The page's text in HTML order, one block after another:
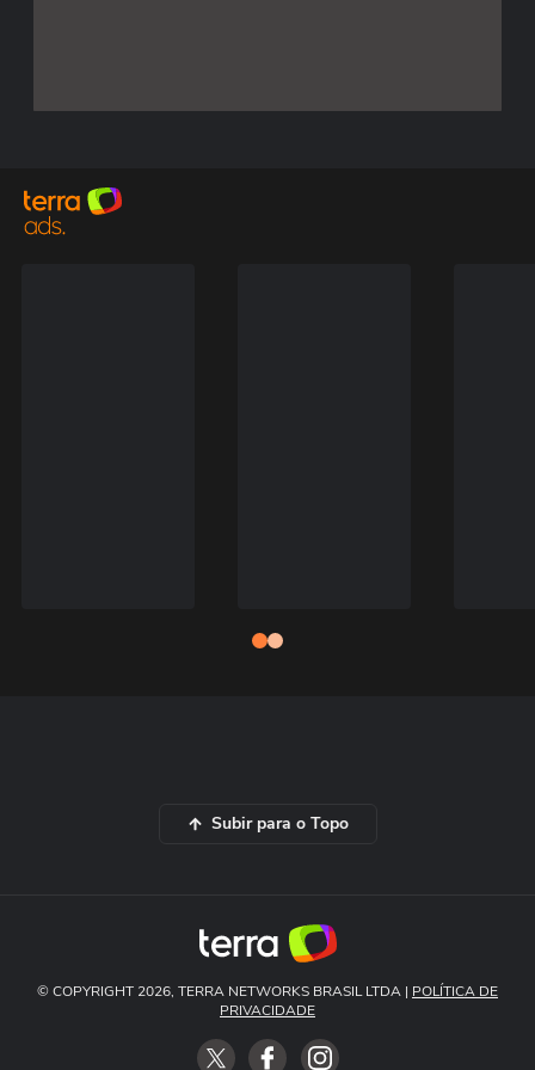
Subir para o Topo
© COPYRIGHT 2026, TERRA NETWORKS BRASIL LTDA | POLÍTICA DE
PRIVACIDADE